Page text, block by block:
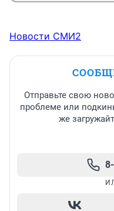
Новости СМИ2
Отправьте свою
проблеме или
же